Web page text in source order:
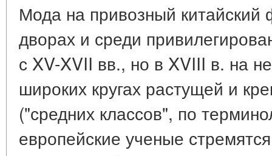
Мода на привозный
дворах и среди
с XV-XVII вв., но в XVIII в. на
широких кругах растущей и
("средних классов", по
европейские ученые